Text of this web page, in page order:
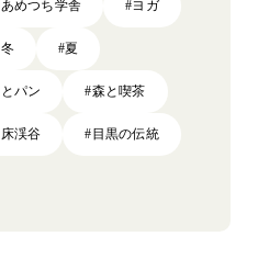
めつち学舎 #ヨガ
#夏
パン #森と喫茶
渓谷 #目黒の伝統